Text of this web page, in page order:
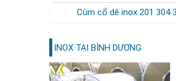
Cùm cổ dê inox 201 304
INOX TẠI BÌNH DƯƠNG